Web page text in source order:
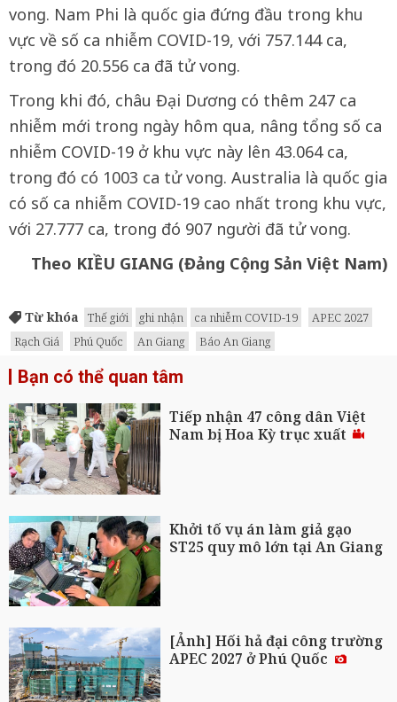
vong. Nam Phi là quốc gia đứng đầu trong khu
vực về số ca nhiễm COVID-19, với 757.144 ca,
trong đó 20.556 ca đã tử vong.
Trong khi đó, châu Đại Dương có thêm 247 ca
nhiễm mới trong ngày hôm qua, nâng tổng số ca
nhiễm COVID-19 ở khu vực này lên 43.064 ca,
trong đó có 1003 ca tử vong. Australia là quốc gia
có số ca nhiễm COVID-19 cao nhất trong khu vực,
với 27.777 ca, trong đó 907 người đã tử vong.
Theo KIỀU GIANG (Đảng Cộng Sản Việt Nam)
Từ khóa Thế giới ghi nhận ca nhiễm COVID-19
APEC 2027
Rạch Giá
Phú Quốc An Giang Báo An Giang
Bạn có thể quan tâm
Tiếp nhận 47 công dân Việt
Nam bị Hoa Kỳ trục xuất
Khởi tố vụ án làm giả gạo
ST25 quy mô lớn tại An Giang
[Ảnh] Hối hả đại công trường
APEC 2027 ở Phú Quốc